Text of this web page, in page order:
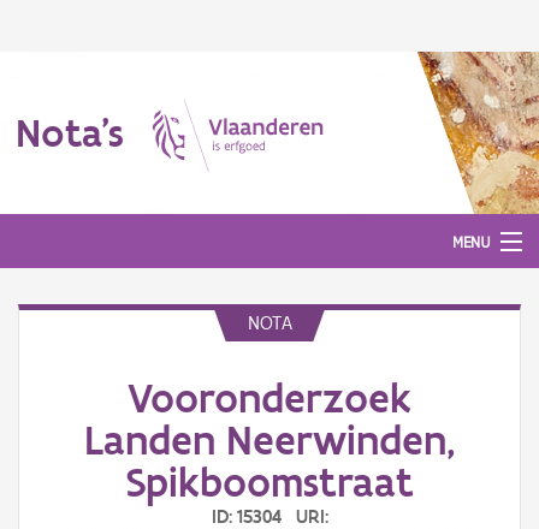
Nota's
MENU
NOTA
Vooronderzoek
Landen Neerwinden,
Spikboomstraat
ID: 15304 URI: